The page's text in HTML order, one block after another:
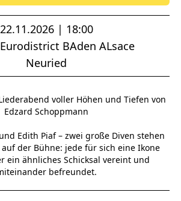
22.11.2026 | 18:00
BAden ALsace
Neuried
voller Höhen und Tiefen von
Edzard Schoppmann
Edith Piaf – zwei große Diven stehen
der Bühne: jede für sich eine Ikone
ein ähnliches Schicksal vereint und
befreundet.